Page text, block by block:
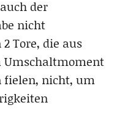
der
nicht
Tore, die aus
Umschaltmoment
fielen, nicht, um